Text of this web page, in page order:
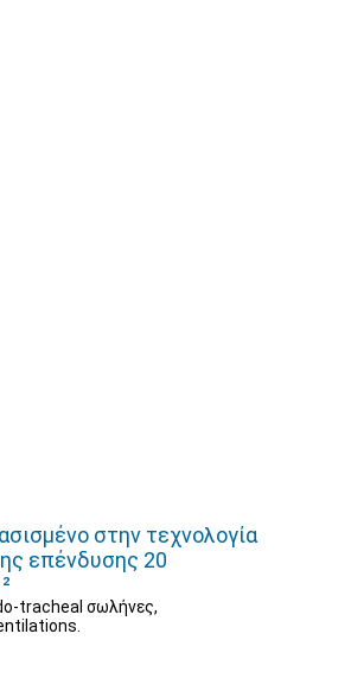
στην τεχνολογία
επένδυσης 20
tracheal σωλήνες,